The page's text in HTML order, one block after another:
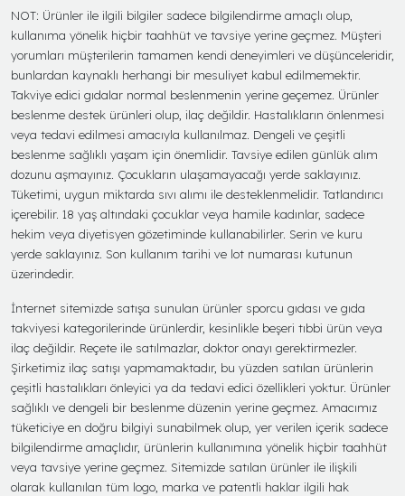
NOT: Ürünler ile ilgili bilgiler sadece bilgilendirme amaçlı olup,
kullanıma yönelik hiçbir taahhüt ve tavsiye yerine geçmez. Müşteri
yorumları müşterilerin tamamen kendi deneyimleri ve düşünceleridir,
bunlardan kaynaklı herhangi bir mesuliyet kabul edilmemektir.
Takviye edici gıdalar normal beslenmenin yerine geçemez. Ürünler
beslenme destek ürünleri olup, ilaç değildir. Hastalıkların önlenmesi
veya tedavi edilmesi amacıyla kullanılmaz. Dengeli ve çeşitli
beslenme sağlıklı yaşam için önemlidir. Tavsiye edilen günlük alım
dozunu aşmayınız. Çocukların ulaşamayacağı yerde saklayınız.
Tüketimi, uygun miktarda sıvı alımı ile desteklenmelidir. Tatlandırıcı
içerebilir. 18 yaş altındaki çocuklar veya hamile kadınlar, sadece
hekim veya diyetisyen gözetiminde kullanabilirler. Serin ve kuru
yerde saklayınız. Son kullanım tarihi ve lot numarası kutunun
üzerindedir.
İnternet sitemizde satışa sunulan ürünler sporcu gıdası ve gıda
takviyesi kategorilerinde ürünlerdir, kesinlikle beşeri tıbbi ürün veya
ilaç değildir. Reçete ile satılmazlar, doktor onayı gerektirmezler.
Şirketimiz ilaç satışı yapmamaktadır, bu yüzden satılan ürünlerin
çeşitli hastalıkları önleyici ya da tedavi edici özellikleri yoktur. Ürünler
sağlıklı ve dengeli bir beslenme düzenin yerine geçmez. Amacımız
tüketiciye en doğru bilgiyi sunabilmek olup, yer verilen içerik sadece
bilgilendirme amaçlıdır, ürünlerin kullanımına yönelik hiçbir taahhüt
veya tavsiye yerine geçmez. Sitemizde satılan ürünler ile ilişkili
olarak kullanılan tüm logo, marka ve patentli haklar ilgili hak